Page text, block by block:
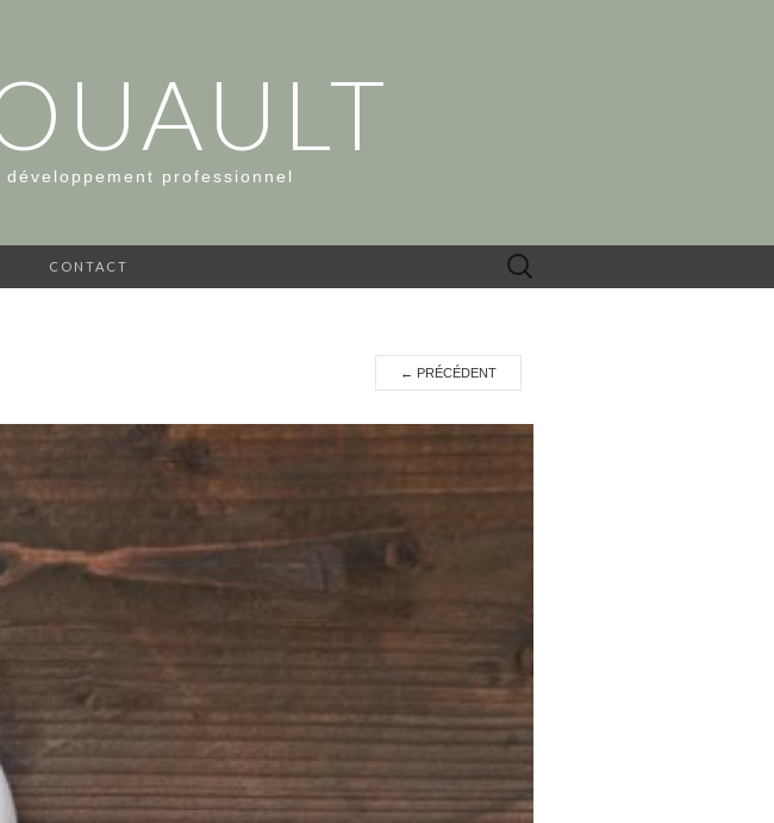
professionnel
CONTACT Rechercher :
← PRÉCÉDENT